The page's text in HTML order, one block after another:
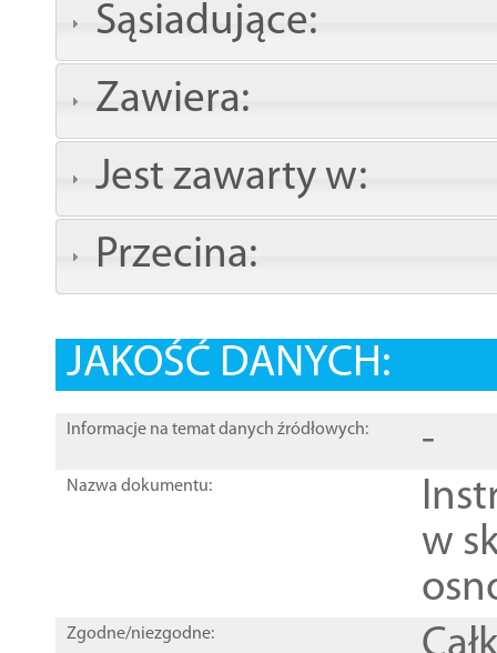
Sąsiadujące:
Zawiera:
Jest zawarty w:
Przecina:
JAKOŚĆ DANYCH:
Informacje na temat danych źródłowych: -
Nazwa dokumentu:
w
Zgodne/niezgodne: